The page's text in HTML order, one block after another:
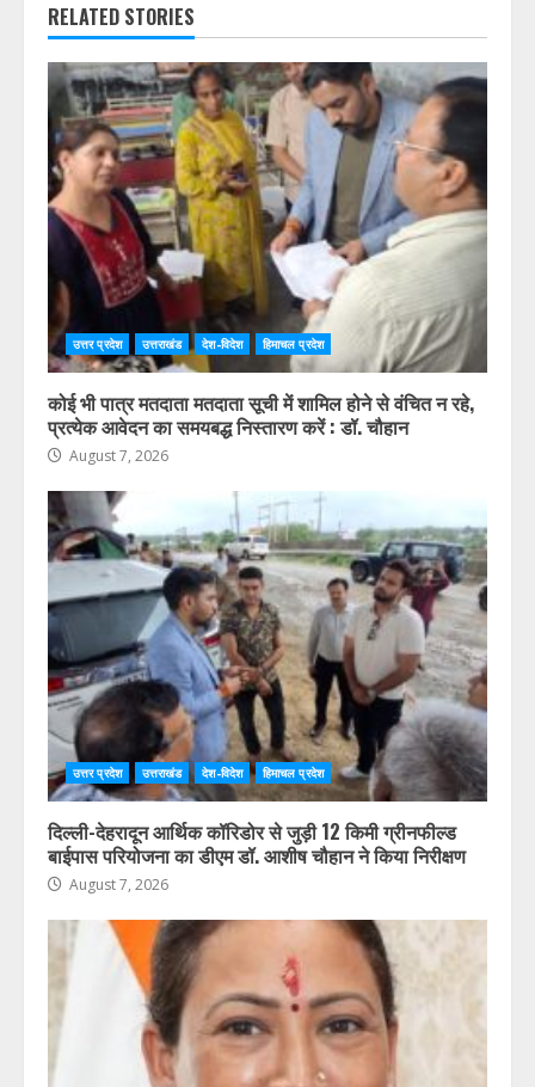
RELATED STORIES
उत्तर प्रदेश उत्तराखंड देश-विदेश हिमाचल प्रदेश
कोई भी पात्र मतदाता मतदाता सूची में शामिल होने से वंचित न रहे,
प्रत्येक आवेदन का समयबद्ध निस्तारण करें : डॉ. चौहान
August 7, 2026
उत्तर प्रदेश उत्तराखंड देश-विदेश हिमाचल प्रदेश
दिल्ली-देहरादून आर्थिक कॉरिडोर से जुड़ी 12 किमी ग्रीनफील्ड
बाईपास परियोजना का डीएम डॉ. आशीष चौहान ने किया निरीक्षण
August 7, 2026